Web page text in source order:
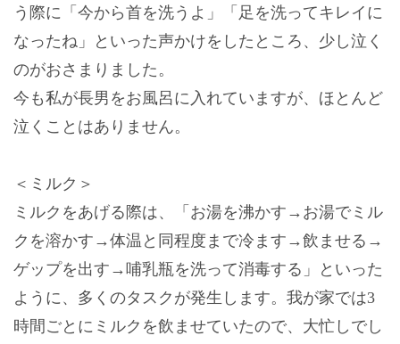
う際に「今から首を洗うよ」「足を洗ってキレイに
なったね」といった声かけをしたところ、少し泣く
のがおさまりました。
今も私が長男をお風呂に入れていますが、ほとんど
泣くことはありません。
＜ミルク＞
ミルクをあげる際は、「お湯を沸かす→お湯でミル
クを溶かす→体温と同程度まで冷ます→飲ませる→
ゲップを出す→哺乳瓶を洗って消毒する」といった
ように、多くのタスクが発生します。我が家では3
時間ごとにミルクを飲ませていたので、大忙しでし